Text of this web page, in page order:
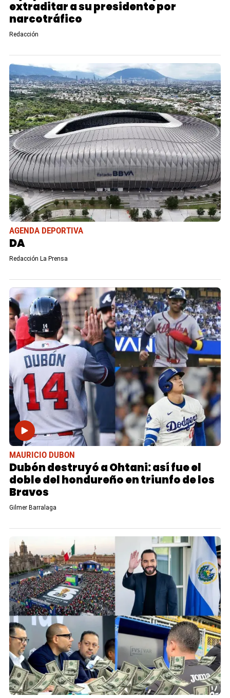
extraditar a su presidente por
narcotráfico
Redacción
AGENDA DEPORTIVA
DA
Redacción La Prensa
MAURICIO DUBON
Dubón destruyó a Ohtani: así fue el
doble del hondureño en triunfo de los
Bravos
Gilmer Barralaga